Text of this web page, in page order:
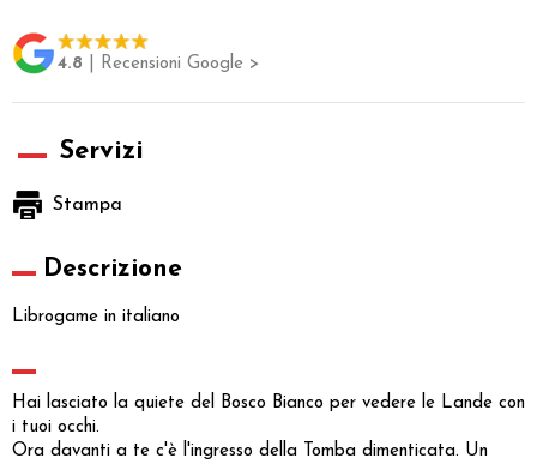
4.8 | Recensioni Google >
Servizi
Stampa
Descrizione
Librogame in italiano
Hai lasciato la quiete del Bosco Bianco per vedere le Lande con
i tuoi occhi.
Ora davanti a te c'è l'ingresso della Tomba dimenticata. Un